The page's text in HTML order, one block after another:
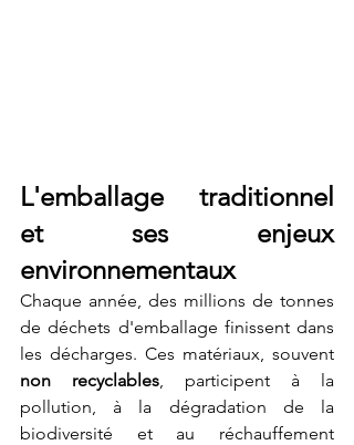
L'emballage traditionnel
et ses enjeux
environnementaux
Chaque année, des millions de tonnes
de déchets d'emballage finissent dans
non recyclables , participent à la
pollution, à la dégradation de la
biodiversité et au réchauffement